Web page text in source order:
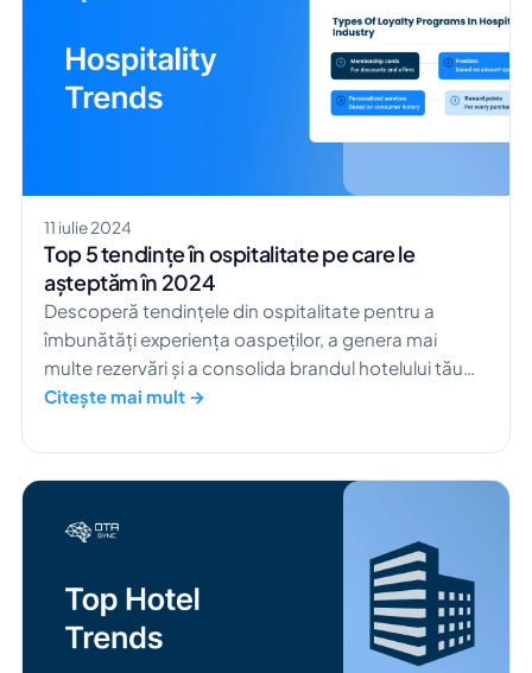
11 iulie 2024
Top 5 tendințe în ospitalitate pe care le
așteptăm în 2024
Descoperă tendințele din ospitalitate pentru a
îmbunătăți experiența oaspeților, a genera mai
multe rezervări și a consolida brandul hotelului tău
pentru o creștere sustenabilă.
Citește mai mult →